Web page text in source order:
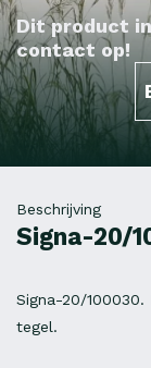
Dit product
contact op!
Beschrijving
Signa-20/
Signa-20/100030.
tegel.